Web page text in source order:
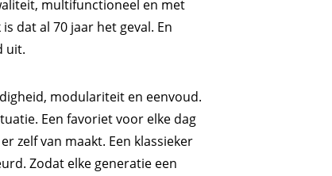
multifunctioneel en met
dat al 70 jaar het geval. En
uit.
modulariteit en eenvoud.
Een favoriet voor elke dag
zelf van maakt. Een klassieker
Zodat elke generatie een